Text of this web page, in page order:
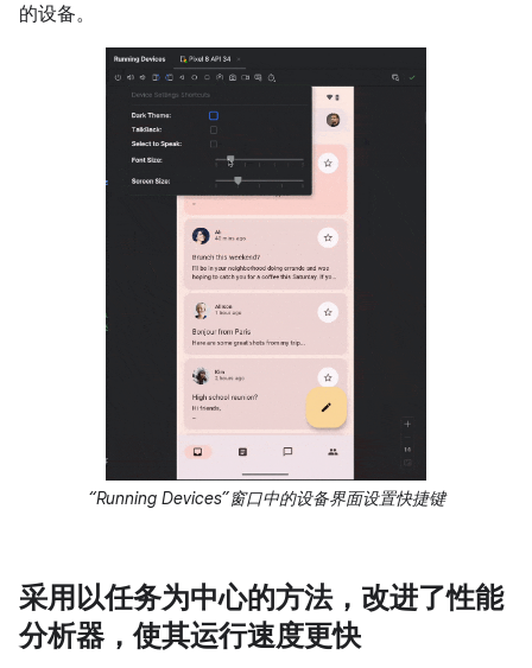
的设备。
“Running Devices”窗口中的设备界面设置快捷键
采用以任务为中心的方法，改进了性能
分析器，使其运行速度更快